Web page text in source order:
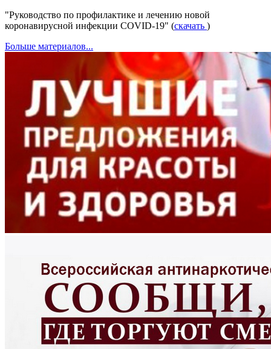
"Руководство по профилактике и лечению новой
коронавирусной инфекции COVID-19" (скачать )
Больше материалов...